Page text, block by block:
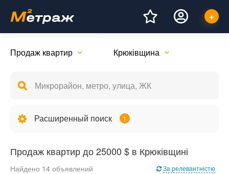
Продаж квартир Крюківщина
Расширенный поиск 1
Продаж квартир до 25000 $ в Крюківщині
Найдено 14 объявлений За релевантністю